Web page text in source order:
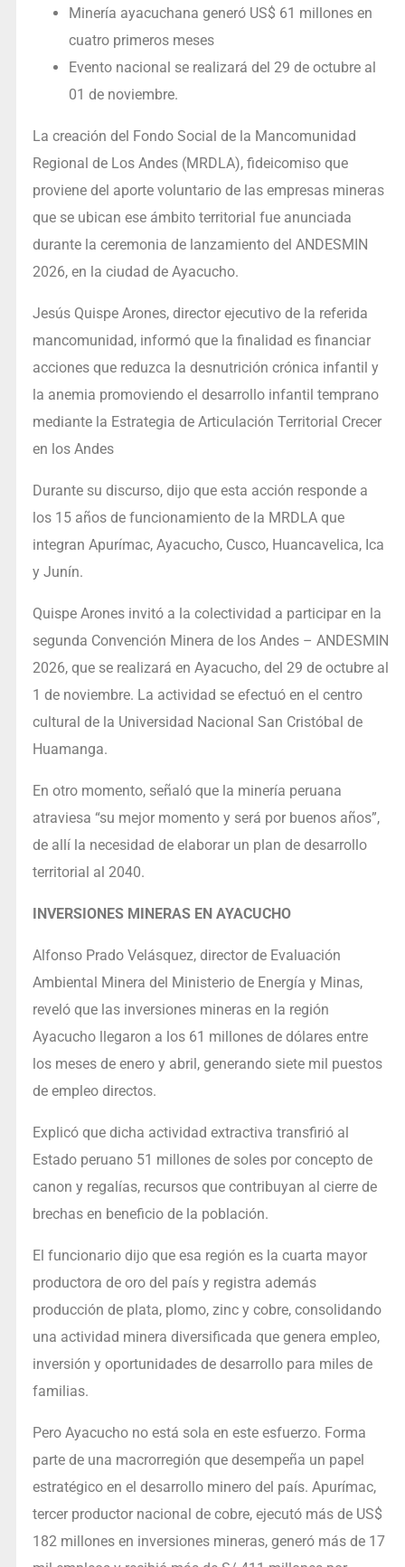
Minería ayacuchana generó US$ 61 millones en
cuatro primeros meses
Evento nacional se realizará del 29 de octubre al
01 de noviembre.
La creación del Fondo Social de la Mancomunidad
Regional de Los Andes (MRDLA), fideicomiso que
proviene del aporte voluntario de las empresas mineras
que se ubican ese ámbito territorial fue anunciada
durante la ceremonia de lanzamiento del ANDESMIN
2026, en la ciudad de Ayacucho.
Jesús Quispe Arones, director ejecutivo de la referida
mancomunidad, informó que la finalidad es financiar
acciones que reduzca la desnutrición crónica infantil y
la anemia promoviendo el desarrollo infantil temprano
mediante la Estrategia de Articulación Territorial Crecer
en los Andes
Durante su discurso, dijo que esta acción responde a
los 15 años de funcionamiento de la MRDLA que
integran Apurímac, Ayacucho, Cusco, Huancavelica, Ica
y Junín.
Quispe Arones invitó a la colectividad a participar en la
segunda Convención Minera de los Andes – ANDESMIN
2026, que se realizará en Ayacucho, del 29 de octubre al
1 de noviembre. La actividad se efectuó en el centro
cultural de la Universidad Nacional San Cristóbal de
Huamanga.
En otro momento, señaló que la minería peruana
atraviesa “su mejor momento y será por buenos años”,
de allí la necesidad de elaborar un plan de desarrollo
territorial al 2040.
INVERSIONES MINERAS EN AYACUCHO
Alfonso Prado Velásquez, director de Evaluación
Ambiental Minera del Ministerio de Energía y Minas,
reveló que las inversiones mineras en la región
Ayacucho llegaron a los 61 millones de dólares entre
los meses de enero y abril, generando siete mil puestos
de empleo directos.
Explicó que dicha actividad extractiva transfirió al
Estado peruano 51 millones de soles por concepto de
canon y regalías, recursos que contribuyan al cierre de
brechas en beneficio de la población.
El funcionario dijo que esa región es la cuarta mayor
productora de oro del país y registra además
producción de plata, plomo, zinc y cobre, consolidando
una actividad minera diversificada que genera empleo,
inversión y oportunidades de desarrollo para miles de
familias.
Pero Ayacucho no está sola en este esfuerzo. Forma
parte de una macrorregión que desempeña un papel
estratégico en el desarrollo minero del país. Apurímac,
tercer productor nacional de cobre, ejecutó más de US$
182 millones en inversiones mineras, generó más de 17